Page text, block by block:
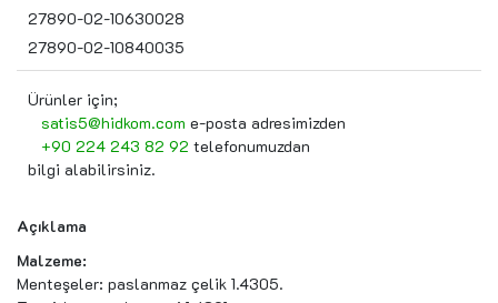
27890-02-10630028
27890-02-10840035
Ürünler için;
satis5@hidkom.com e-posta adresimizden
+90 224 243 82 92 telefonumuzdan
bilgi alabilirsiniz.
Açıklama
Malzeme:
Menteşeler: paslanmaz çelik 1.4305.